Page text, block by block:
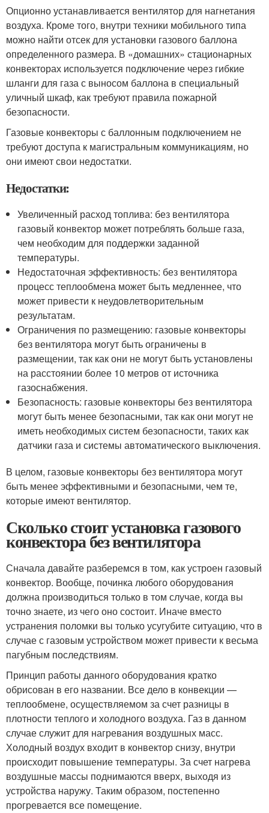
Опционно устанавливается вентилятор для нагнетания
воздуха. Кроме того, внутри техники мобильного типа
можно найти отсек для установки газового баллона
определенного размера. В «домашних» стационарных
конвекторах используется подключение через гибкие
шланги для газа с выносом баллона в специальный
уличный шкаф, как требуют правила пожарной
безопасности.
Газовые конвекторы с баллонным подключением не
требуют доступа к магистральным коммуникациям, но
они имеют свои недостатки.
Недостатки:
Увеличенный расход топлива: без вентилятора
газовый конвектор может потреблять больше газа,
чем необходим для поддержки заданной
температуры.
Недостаточная эффективность: без вентилятора
процесс теплообмена может быть медленнее, что
может привести к неудовлетворительным
результатам.
Ограничения по размещению: газовые конвекторы
без вентилятора могут быть ограничены в
размещении, так как они не могут быть установлены
на расстоянии более 10 метров от источника
газоснабжения.
Безопасность: газовые конвекторы без вентилятора
могут быть менее безопасными, так как они могут не
иметь необходимых систем безопасности, таких как
датчики газа и системы автоматического выключения.
В целом, газовые конвекторы без вентилятора могут
быть менее эффективными и безопасными, чем те,
которые имеют вентилятор.
Сколько стоит установка газового
конвектора без вентилятора
Сначала давайте разберемся в том, как устроен газовый
конвектор. Вообще, починка любого оборудования
должна производиться только в том случае, когда вы
точно знаете, из чего оно состоит. Иначе вместо
устранения поломки вы только усугубите ситуацию, что в
случае с газовым устройством может привести к весьма
пагубным последствиям.
Принцип работы данного оборудования кратко
обрисован в его названии. Все дело в конвекции —
теплообмене, осуществляемом за счет разницы в
плотности теплого и холодного воздуха. Газ в данном
случае служит для нагревания воздушных масс.
Холодный воздух входит в конвектор снизу, внутри
происходит повышение температуры. За счет нагрева
воздушные массы поднимаются вверх, выходя из
устройства наружу. Таким образом, постепенно
прогревается все помещение.